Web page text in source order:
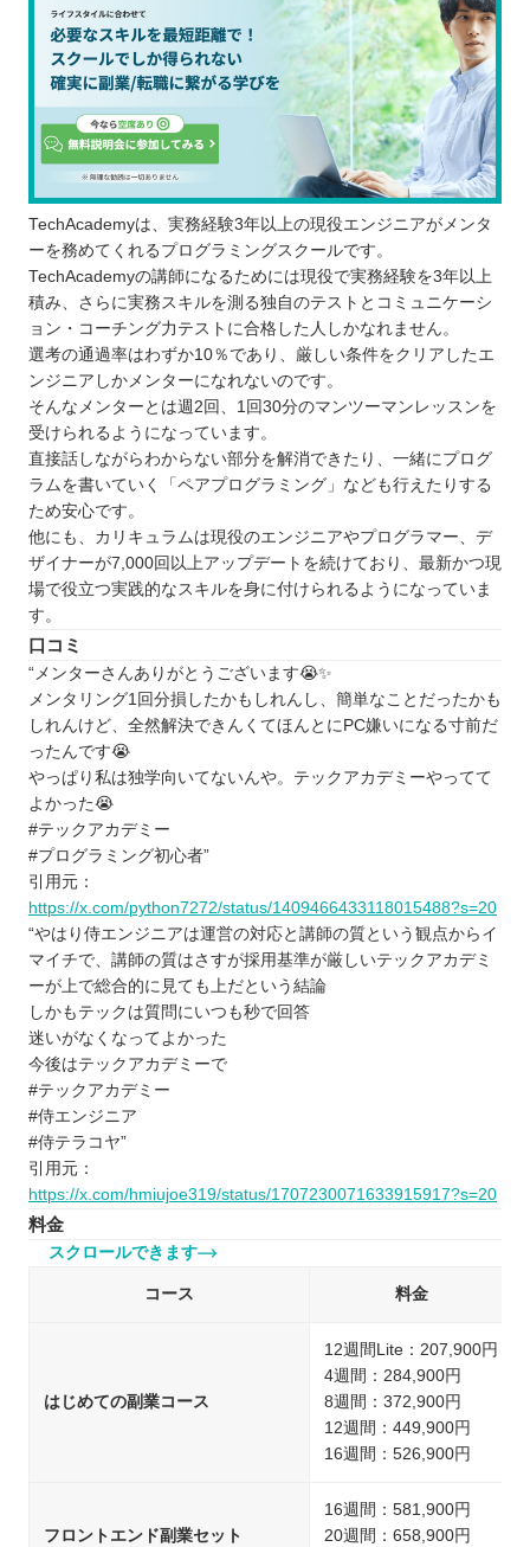
TechAcademyは、実務経験3年以上の現役エンジニアがメンタ
ーを務めてくれるプログラミングスクールです。
TechAcademyの講師になるためには現役で実務経験を3年以上
積み、さらに実務スキルを測る独自のテストとコミュニケーシ
ョン・コーチング力テストに合格した人しかなれません。
選考の通過率はわずか10％であり、厳しい条件をクリアしたエ
ンジニアしかメンターになれないのです。
そんなメンターとは週2回、1回30分のマンツーマンレッスンを
受けられるようになっています。
直接話しながらわからない部分を解消できたり、一緒にプログ
ラムを書いていく「ペアプログラミング」なども行えたりする
ため安心です。
他にも、カリキュラムは現役のエンジニアやプログラマー、デ
ザイナーが7,000回以上アップデートを続けており、最新かつ現
場で役立つ実践的なスキルを身に付けられるようになっていま
す。
口コミ
“メンターさんありがとうございます😭✨
メンタリング1回分損したかもしれんし、簡単なことだったかも
しれんけど、全然解決できんくてほんとにPC嫌いになる寸前だ
ったんです😭
やっぱり私は独学向いてないんや。テックアカデミーやってて
よかった😭
#テックアカデミー
#プログラミング初心者”
引用元：
https://x.com/python7272/status/1409466433118015488?s=20
“やはり侍エンジニアは運営の対応と講師の質という観点からイ
マイチで、講師の質はさすが採用基準が厳しいテックアカデミ
ーが上で総合的に見ても上だという結論
しかもテックは質問にいつも秒で回答
迷いがなくなってよかった
今後はテックアカデミーで
#テックアカデミー
#侍エンジニア
#侍テラコヤ”
引用元：
https://x.com/hmiujoe319/status/1707230071633915917?s=20
料金
スクロールできます
コース 料金
はじめての副業コース
12週間Lite：207,900円
4週間：284,900円
8週間：372,900円
12週間：449,900円
16週間：526,900円
フロントエンド副業セット
16週間：581,900円
20週間：658,900円